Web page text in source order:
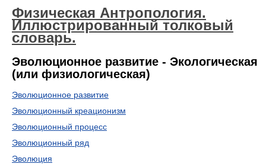
Физическая Антропология.
Иллюстрированный толковый
словарь.
Эволюционное развитие - Экологическая
(или физиологическая)
Эволюционное развитие
Эволюционный креационизм
Эволюционный процесс
Эволюционный ряд
Эволюция